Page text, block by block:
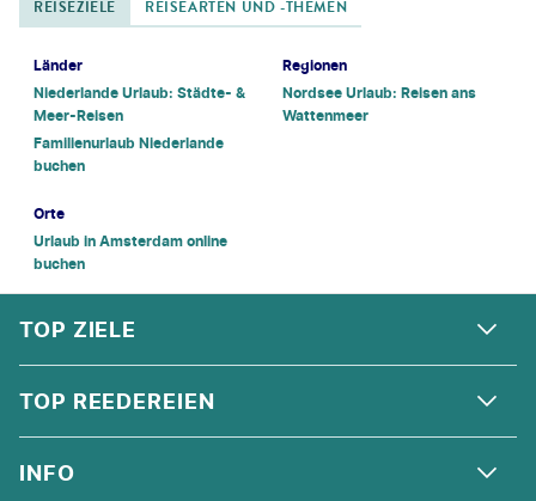
REISEZIELE REISEARTEN UND -THEMEN
Länder
Niederlande Urlaub: Städte- &
Meer-Reisen
Familienurlaub Niederlande
buchen
Regionen
Nordsee Urlaub: Reisen ans
Wattenmeer
Orte
Urlaub in Amsterdam online
buchen
TOP ZIELE
ALPEN
ANDALUSIEN
TOP REEDEREIEN
COSTA KREUZFAHRTEN
INFO